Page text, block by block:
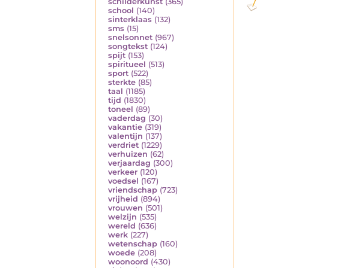
school (140)
sinterklaas (132)
sms (15)
snelsonnet (967)
songtekst (124)
spijt (153)
spiritueel (513)
sport (522)
sterkte (85)
taal (1185)
tijd (1830)
toneel (89)
vaderdag (30)
vakantie (319)
valentijn (137)
verdriet (1229)
verhuizen (62)
verjaardag (300)
verkeer (120)
voedsel (167)
vriendschap (723)
vrijheid (894)
vrouwen (501)
welzijn (535)
wereld (636)
werk (227)
wetenschap (160)
woede (208)
woonoord (430)